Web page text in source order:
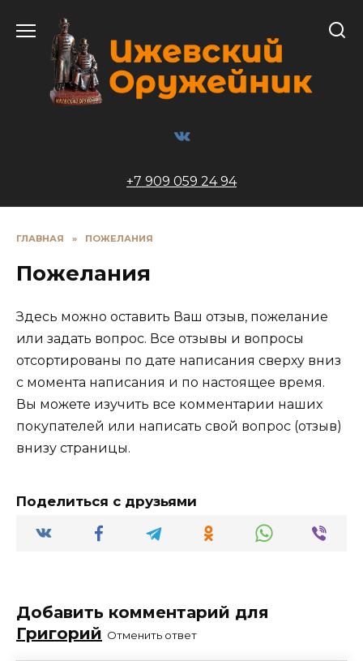
содержанию
+7 909 059 24 94
ГЛАВНАЯ » ПОЖЕЛАНИЯ
Пожелания
Здесь можно оставить Ваш отзыв, пожелание
или задать вопрос. Все отзывы и вопросы
отсортированы по дате написания сверху вниз
с момента написания и по настоящее время.
Вы можете изучить все комментарии наших
покупателей или написать свой вопрос (отзыв)
внизу страницы.
Поделиться с друзьями
Добавить комментарий для
Григорий Отменить ответ